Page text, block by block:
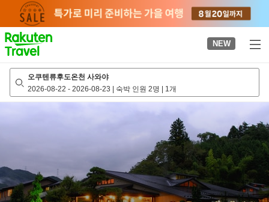
page
NEW
오쿠텐류후도온천 사와야
2026-08-22 - 2026-08-23 | 숙박 인원 2명 | 1개